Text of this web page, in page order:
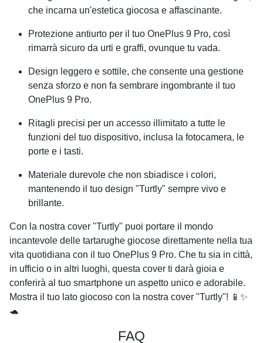
che incarna un'estetica giocosa e affascinante.
Protezione antiurto per il tuo OnePlus 9 Pro, così
rimarrà sicuro da urti e graffi, ovunque tu vada.
Design leggero e sottile, che consente una gestione
senza sforzo e non fa sembrare ingombrante il tuo
OnePlus 9 Pro.
Ritagli precisi per un accesso illimitato a tutte le
funzioni del tuo dispositivo, inclusa la fotocamera, le
porte e i tasti.
Materiale durevole che non sbiadisce i colori,
mantenendo il tuo design "Turtly" sempre vivo e
brillante.
Con la nostra cover "Turtly" puoi portare il mondo
incantevole delle tartarughe giocose direttamente nella tua
vita quotidiana con il tuo OnePlus 9 Pro. Che tu sia in città,
in ufficio o in altri luoghi, questa cover ti darà gioia e
conferirà al tuo smartphone un aspetto unico e adorabile.
Mostra il tuo lato giocoso con la nostra cover "Turtly"! 📱✨
🐢
FAQ